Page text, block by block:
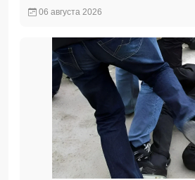
06 августа 2026